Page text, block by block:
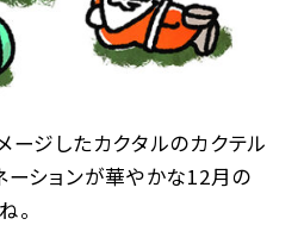
ージしたカクタルのカクテル
ーションが華やかな12月の
。